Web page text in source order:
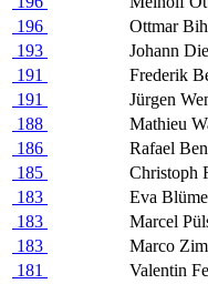
196
Ottmar
193
Johann
191
Frederik
191
Jürgen
188
Mathieu
186
Rafael
185
Christoph
183
Eva
183
Marcel
183
Marco
181
Valentin